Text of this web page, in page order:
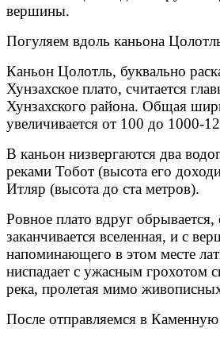
вершины.
Погуляем вдоль каньона
Каньон Цолотль, буквально
Хунзахское плато, считается
Хунзахского района. Общая
увеличивается от 100 до 1000-
В каньон низвергаются два
реками Тобот (высота его
Итляр (высота до ста метров).
Ровное плато вдруг обрывается,
заканчивается вселенная, и с
напоминающего в этом месте
ниспадает с ужасным грохотом
река, пролетая мимо
После отправляемся в